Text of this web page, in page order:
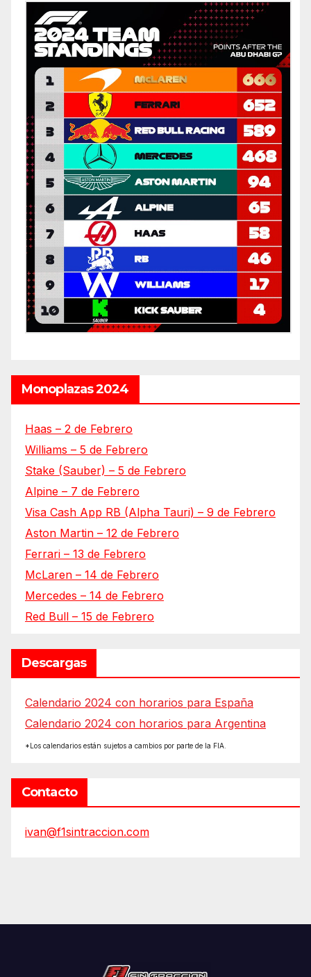
Monoplazas 2024
Haas – 2 de Febrero
Williams – 5 de Febrero
Stake (Sauber) – 5 de Febrero
Alpine – 7 de Febrero
Visa Cash App RB (Alpha Tauri) – 9 de Febrero
Aston Martin – 12 de Febrero
Ferrari – 13 de Febrero
McLaren – 14 de Febrero
Mercedes – 14 de Febrero
Red Bull – 15 de Febrero
Descargas
Calendario 2024 con horarios para España
Calendario 2024 con horarios para Argentina
*Los calendarios están sujetos a cambios por parte de la FIA.
Contacto
ivan@f1sintraccion.com